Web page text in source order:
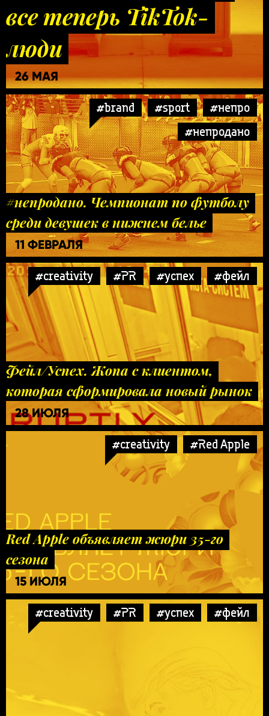
все теперь TikTok-
люди
26 МАЯ
#brand #sport
#непро
#непродано
#непродано. Чемпионат по футболу
среди девушек в нижнем белье
11 ФЕВРАЛЯ
#creativity #PR #успех #фейл
Фейл/Успех. Жопа с клиентом,
которая сформировала новый рынок
28 ИЮЛЯ
#creativity #Red Apple
Red Apple объявляет жюри 35-го
сезона
15 ИЮЛЯ
#creativity #PR #успех #фейл